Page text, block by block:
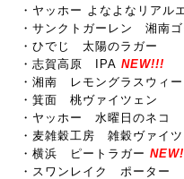
・ヤッホー よなよなリアル
・サンクトガーレン 湘南
・ひでじ 太陽のラガー
・志賀高原 IPA NEW!!!
・湘南 レモングラスウィー
・箕面 桃ヴァイツェン
・ヤッホー 水曜日のネコ
・麦雑穀工房 雑穀ヴァイツ
・横浜 ピートラガー
・スワンレイク ポーター